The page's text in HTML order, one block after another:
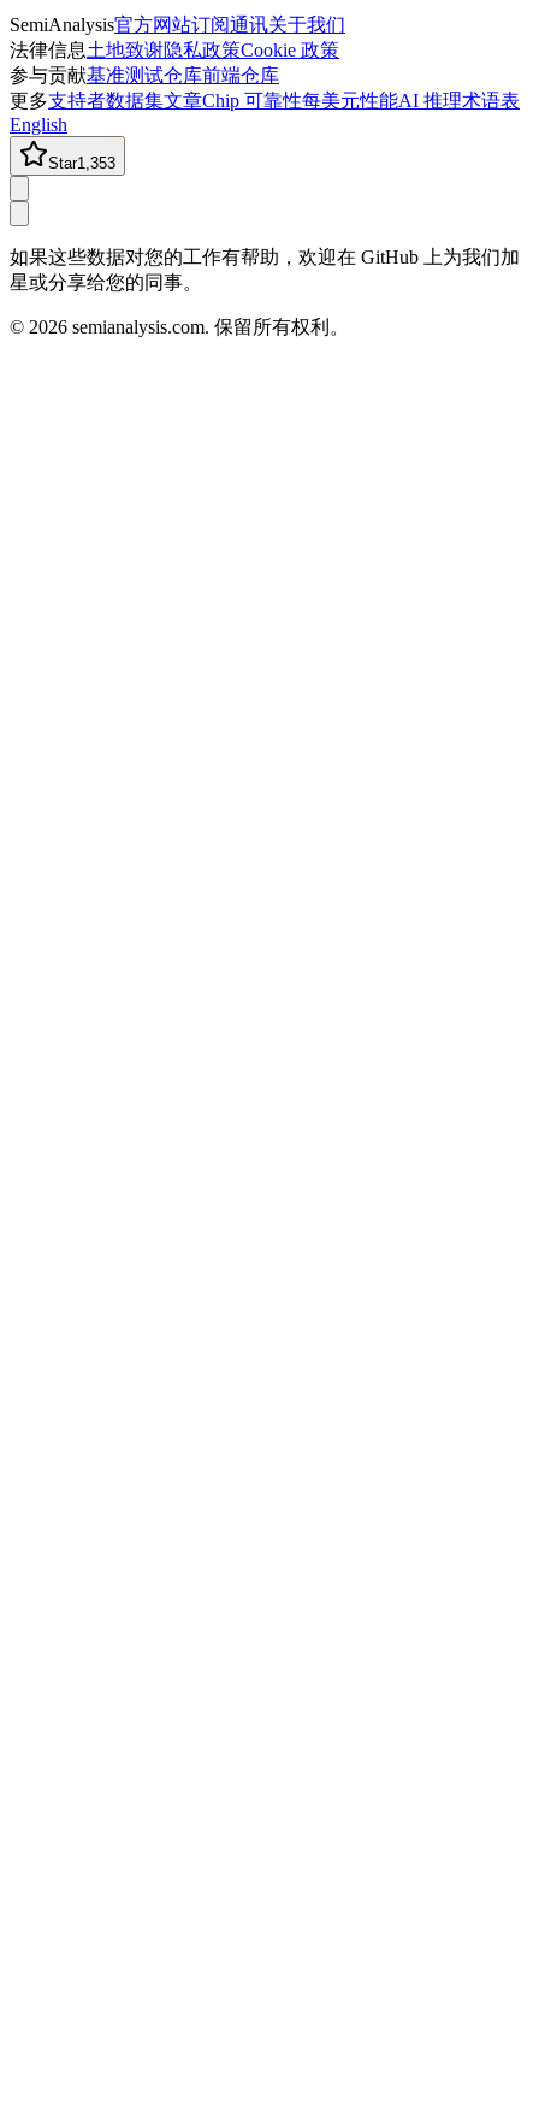
SemiAnalysis官方网站订阅通讯关于我们
法律信息土地致谢隐私政策Cookie 政策
参与贡献基准测试仓库前端仓库
更多支持者数据集文章Chip 可靠性每美元性能AI 推理术语表
English
Star1,353
如果这些数据对您的工作有帮助，欢迎在 GitHub 上为我们加
星或分享给您的同事。
© 2026 semianalysis.com. 保留所有权利。